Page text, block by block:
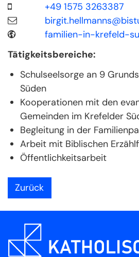
+49 1575 3263387
familien-in-krefeld-
Tätigkeitsbereiche:
Schulseelsorge an 9
Süden
Kooperationen mit den
Gemeinden im Krefelder
Begleitung in der
Arbeit mit Biblischen
Öffentlichkeitsarbeit
Zurück